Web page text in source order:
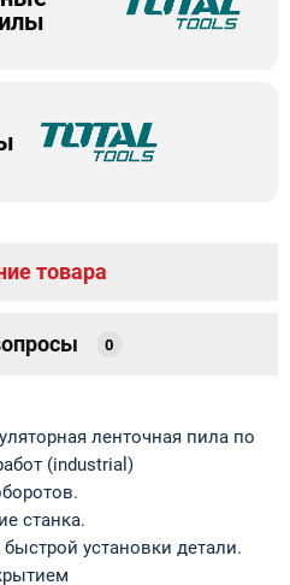
товара
0
ленточная пила по
(industrial)
станка.
установки детали.